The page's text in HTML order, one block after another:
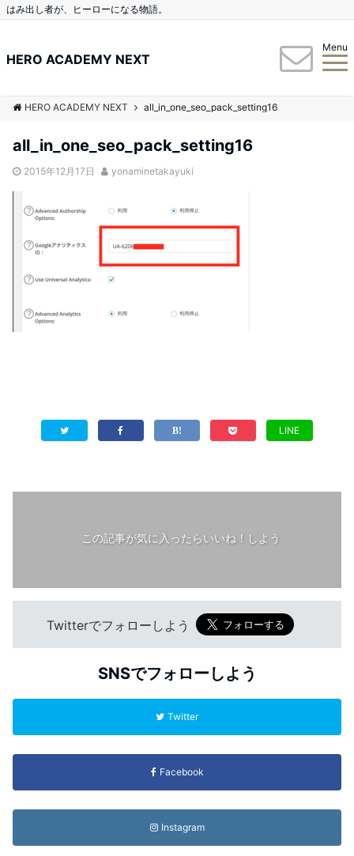
はみ出し者が、ヒーローになる物語。
HERO ACADEMY NEXT
Menu
HERO ACADEMY NEXT all_in_one_seo_pack_setting16
all_in_one_seo_pack_setting16
2015年12月17日 yonaminetakayuki
LINE
この記事が気に入ったらいいね！しよう
Twitterでフォローしよう
SNSでフォローしよう
Twitter
Facebook
Instagram